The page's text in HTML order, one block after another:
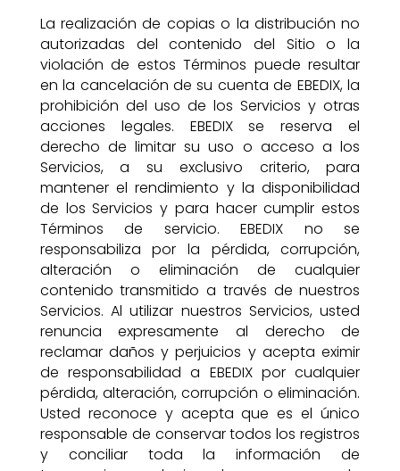
La realización de copias o la distribución no
autorizadas del contenido del Sitio o la
violación de estos Términos puede resultar
en la cancelación de su cuenta de EBEDIX, la
prohibición del uso de los Servicios y otras
acciones legales. EBEDIX se reserva el
derecho de limitar su uso o acceso a los
Servicios, a su exclusivo criterio, para
mantener el rendimiento y la disponibilidad
de los Servicios y para hacer cumplir estos
Términos de servicio. EBEDIX no se
responsabiliza por la pérdida, corrupción,
alteración o eliminación de cualquier
contenido transmitido a través de nuestros
Servicios. Al utilizar nuestros Servicios, usted
renuncia expresamente al derecho de
reclamar daños y perjuicios y acepta eximir
de responsabilidad a EBEDIX por cualquier
pérdida, alteración, corrupción o eliminación.
Usted reconoce y acepta que es el único
responsable de conservar todos los registros
y conciliar toda la información de